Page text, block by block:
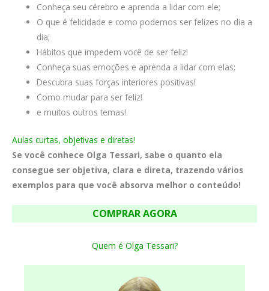
Conheça seu cérebro e aprenda a lidar com ele;
O que é felicidade e como podemos ser felizes no dia a
dia;
Hábitos que impedem você de ser feliz!
Conheça suas emoções e aprenda a lidar com elas;
Descubra suas forças interiores positivas!
Como mudar para ser feliz!
e muitos outros temas!
Aulas curtas, objetivas e diretas!
Se você conhece Olga Tessari, sabe o quanto ela
consegue ser objetiva, clara e direta, trazendo vários
exemplos para que você absorva melhor o conteúdo!
COMPRAR AGORA
Quem é Olga Tessari?